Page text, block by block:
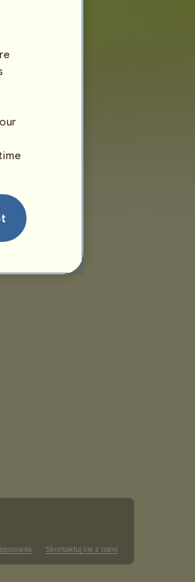
lata.
Skontaktuj się z nami